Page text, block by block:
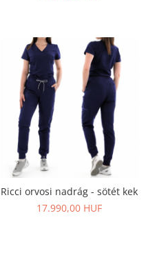
Ricci orvosi nadrág - sötét kek
17.990,00 HUF